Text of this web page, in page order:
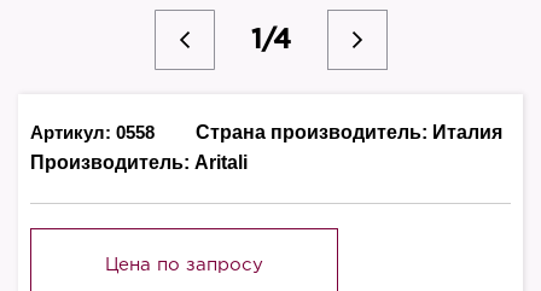
1/4
Артикул: 0558 Страна производитель: Италия
Производитель: Aritali
Цена по запросу